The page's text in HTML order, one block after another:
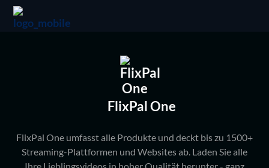
FlixPal One
FlixPal One umfasst alle Produkte und deckt bis zu 1500+
Streaming-Plattformen und Websites ab. Laden Sie alle
Ihre Lieblingsvideos in hoher Qualität herunter - ganz